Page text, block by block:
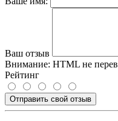
Ваш отзыв
Внимание: HTML не
Рейтинг
Отправить свой отзыв